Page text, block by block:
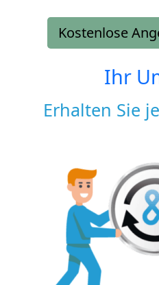
Kostenlose
Ihr
Erhalten Sie